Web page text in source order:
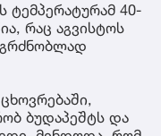
ტემპერატურამ 40-
რაც აგვისტოს
ბუდაპეშტს და